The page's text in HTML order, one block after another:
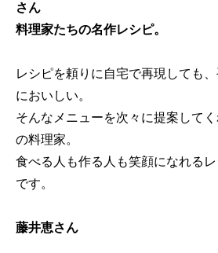
さん
料理家たちの名作レシピ。
レシピを頼りに自宅で再現しても
においしい。
そんなメニューを次々に提案して
の料理家。
食べる人も作る人も笑顔になれる
です。
藤井恵さん